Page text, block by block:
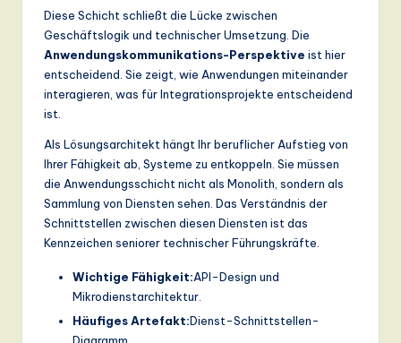
Diese Schicht schließt die Lücke zwischen
Geschäftslogik und technischer Umsetzung. Die
Anwendungskommunikations-Perspektive ist hier
entscheidend. Sie zeigt, wie Anwendungen miteinander
interagieren, was für Integrationsprojekte entscheidend
ist.
Als Lösungsarchitekt hängt Ihr beruflicher Aufstieg von
Ihrer Fähigkeit ab, Systeme zu entkoppeln. Sie müssen
die Anwendungsschicht nicht als Monolith, sondern als
Sammlung von Diensten sehen. Das Verständnis der
Schnittstellen zwischen diesen Diensten ist das
Kennzeichen seniorer technischer Führungskräfte.
Wichtige Fähigkeit:API-Design und
Mikrodienstarchitektur.
Häufiges Artefakt:Dienst-Schnittstellen-